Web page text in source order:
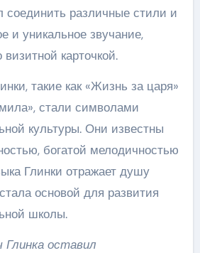
соединить различные стили и
и уникальное звучание,
визитной карточкой.
такие как «Жизнь за царя»
стали символами
культуры. Они известны
богатой мелодичностью
Глинки отражает душу
основой для развития
школы.
Глинка оставил